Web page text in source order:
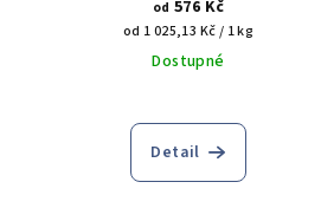
od 576 Kč
Měrná
cena:
od 1 025,13 Kč / 1 kg
Dostupné
Detail